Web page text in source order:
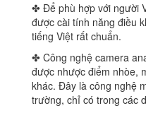
✤ Để phù hợp với người
được cài tính năng điều
tiếng Việt rất chuẩn.
✤ Công nghệ camera
được nhược điểm nhòe,
khác. Đây là công nghệ
trường, chỉ có trong các